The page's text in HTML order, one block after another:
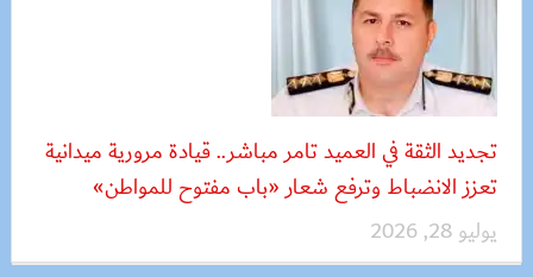
تجديد الثقة في العميد تامر مباشر.. قيادة مرورية ميدانية
تعزز الانضباط وترفع شعار «باب مفتوح للمواطن»
يوليو 28, 2026